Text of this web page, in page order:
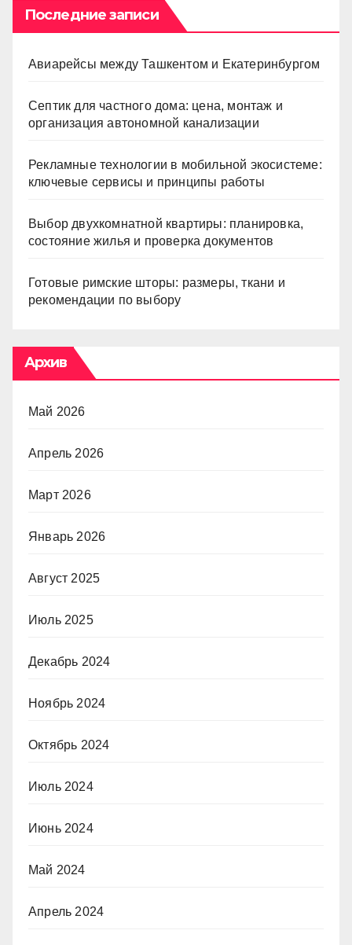
Последние записи
Авиарейсы между Ташкентом и Екатеринбургом
Септик для частного дома: цена, монтаж и
организация автономной канализации
Рекламные технологии в мобильной экосистеме:
ключевые сервисы и принципы работы
Выбор двухкомнатной квартиры: планировка,
состояние жилья и проверка документов
Готовые римские шторы: размеры, ткани и
рекомендации по выбору
Архив
Май 2026
Апрель 2026
Март 2026
Январь 2026
Август 2025
Июль 2025
Декабрь 2024
Ноябрь 2024
Октябрь 2024
Июль 2024
Июнь 2024
Май 2024
Апрель 2024